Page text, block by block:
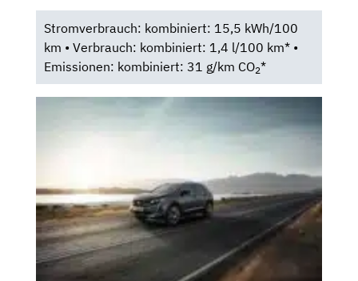
Stromverbrauch: kombiniert: 15,5 kWh/100
km • Verbrauch: kombiniert: 1,4 l/100 km* •
Emissionen: kombiniert: 31 g/km CO2*